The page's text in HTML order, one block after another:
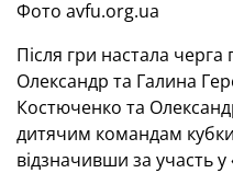
Фото avfu.org.ua
Після гри настала
Олександр та Галина
Костюченко та
дитячим командам
відзначивши за участь